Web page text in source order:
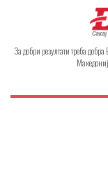
За добри резултати треба